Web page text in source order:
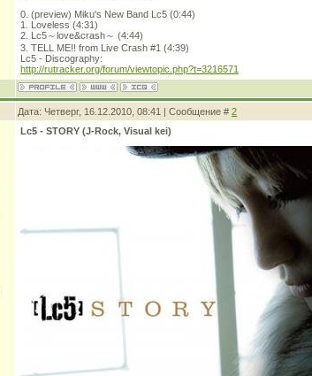
0. (preview) Miku's New Band Lc5 (0:44)
1. Loveless (4:31)
2. Lc5～love&crash～ (4:44)
3. TELL ME!! from Live Crash #1 (4:39)
Lc5 - Discography:
http://rutracker.org/forum/viewtopic.php?t=3216571
Дата: Четверг, 16.12.2010, 08:41 | Сообщение # 2
Lc5 - STORY (J-Rock, Visual kei)